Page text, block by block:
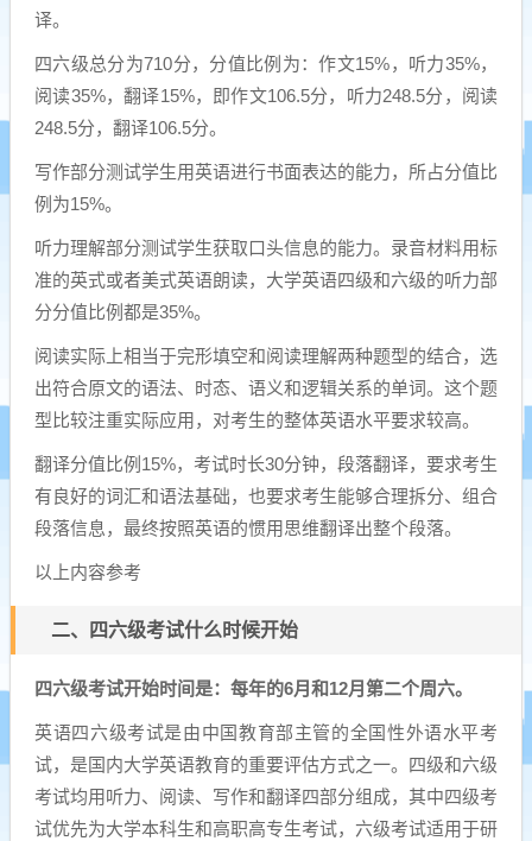
译。
四六级总分为710分，分值比例为：作文15%，听力35%，
阅读35%，翻译15%，即作文106.5分，听力248.5分，阅读
248.5分，翻译106.5分。
写作部分测试学生用英语进行书面表达的能力，所占分值比
例为15%。
听力理解部分测试学生获取口头信息的能力。录音材料用标
准的英式或者美式英语朗读，大学英语四级和六级的听力部
分分值比例都是35%。
阅读实际上相当于完形填空和阅读理解两种题型的结合，选
出符合原文的语法、时态、语义和逻辑关系的单词。这个题
型比较注重实际应用，对考生的整体英语水平要求较高。
翻译分值比例15%，考试时长30分钟，段落翻译，要求考生
有良好的词汇和语法基础，也要求考生能够合理拆分、组合
段落信息，最终按照英语的惯用思维翻译出整个段落。
以上内容参考
二、四六级考试什么时候开始
四六级考试开始时间是：每年的6月和12月第二个周六。
英语四六级考试是由中国教育部主管的全国性外语水平考
试，是国内大学英语教育的重要评估方式之一。四级和六级
考试均用听力、阅读、写作和翻译四部分组成，其中四级考
试优先为大学本科生和高职高专生考试，六级考试适用于研